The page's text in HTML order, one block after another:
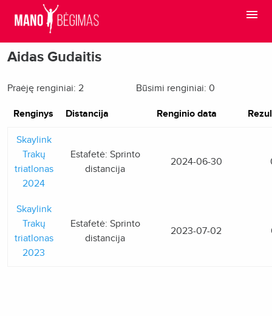
Aidas Gudaitis
Praėję renginiai: 2 Būsimi renginiai: 0
Renginys Distancija Renginio data
Skaylink
Trakų
triatlonas
2024
Estafetė: Sprinto
distancija
2024-06-30
Skaylink
Trakų
triatlonas
2023
Estafetė: Sprinto
distancija
2023-07-02